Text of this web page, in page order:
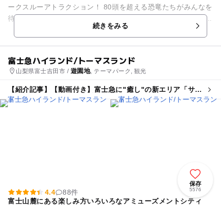
ークスルーアトラクション！ 80頭を超える恐竜たちがみんなを
待っています。 「巨大昆虫冒険ツアー」には70種類の生き物...
続きをみる
富士急ハイランド/トーマスランド
山梨県富士吉田市 / 遊園地, テーマパーク, 観光
【紹介記事】【動画付き】富士急に"癒し"の新エリア「サン
エックス パラダイス」に潜入
保存
5576
4.4
88件
富士山麓にある楽しみ方いろいろなアミューズメントシティ